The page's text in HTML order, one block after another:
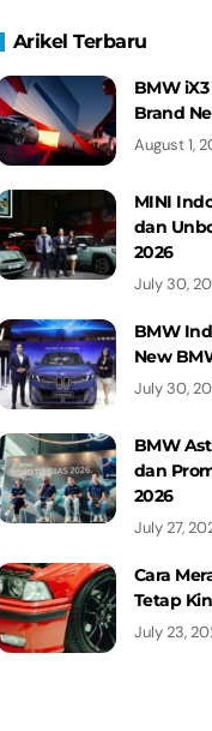
Arikel Terbaru
BMW
Brand
August 1,
MINI
dan
2026
July 30,
BMW
New
July 30,
BMW
dan
2026
July 27,
Cara
Tetap
July 23,